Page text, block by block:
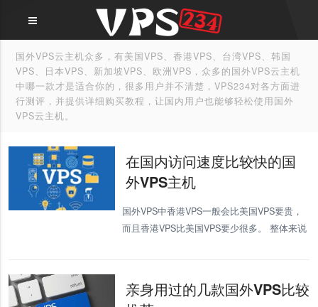
国外VPS云主机众多，有美国VPS、香港VPS、台湾VPS、韩国
VPS、日本VPS、新加坡VPS、欧洲VPS，众多的国外VPS云主机
中哪一款才是适合你的，很多用户并不清楚，VPS234对各方面进
行测评，并提供详细购买教程，让国内用户也能够轻松使用国外
VPS云主机。
在国内访问速度比较快的国
外VPS主机
国外VPS中香港VPS一般会比美国VPS要贵，
而且香港VPS比美国VPS要少很多。 整体来说
亲身用过的几款国外VPS比较